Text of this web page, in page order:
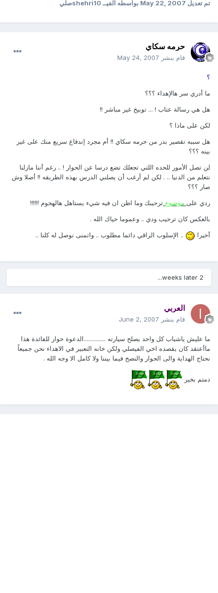
تم تعديل May 22, 2007بواسطه الفيــ shehri10صلي
حرمه سكاي
قام بنشر May 24, 2007
؟
ما أدري سر هالإهداء ؟؟؟
هل هي رسالة عتاب ! ... توبيخ غير مباشر !!
لكن على ماذا ؟
هل سببه تقصير بدر من حرمه سكاي !! أم مجرد إندفاع سريع منك على غير
بينه ؟؟؟
لن تصل الأمور للحده اللتي تجعلك تضع درسا عن الحوار ! .. رغم أننا مازلنا
نتعلم من الدنيا .. . لكن لم أرغب أن يصلني الدرس بهذه الطريقه !! أصلا وش
صار ؟؟؟
ردي على موضوع ترحيبك وما اظن ان فيه شيء يستاهل هالهجوم !!!!!!
بالعكس كان ترحيب ودي .. وعموما حياك الله .
أخيرا .. الإسلوب الراقي دائما مطلوب .. واتمنى نوصل له كلنا ..
2 weeks later...
العربي
قام بنشر June 2, 2007
ما عليش ياشباب كل واحد يصلح سيارته ...............الدعوة حوار للفائدة هذا
ماأعتقد كان يقصده اخي الفيصلي ولكن خانه التعبير في الاهداء نحن جميعاً
نحتاج الهداية والى الحوار والنصح فيما بيننا ولا كامل الا وجه الله .
دمتم بخير